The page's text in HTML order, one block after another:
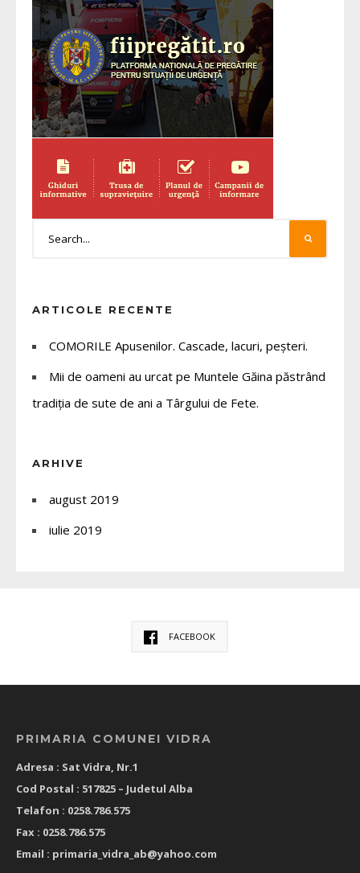
ARTICOLE RECENTE
COMORILE Apusenilor. Cascade, lacuri, peșteri.
Mii de oameni au urcat pe Muntele Găina păstrând
tradiția de sute de ani a Târgului de Fete.
ARHIVE
august 2019
iulie 2019
FACEBOOK
PRIMARIA COMUNEI VIDRA
Adresa : Sat Vidra, Nr.1
Cod Postal : 517825 – Judetul Alba
Telafon : 0258.786.575
Fax : 0258.786.575
Email : primaria_vidra_ab@yahoo.com